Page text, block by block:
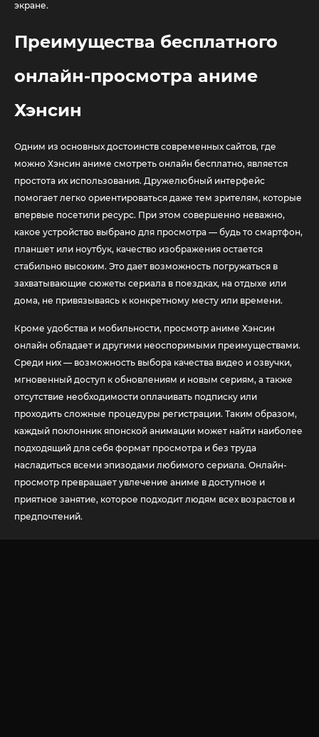
экране.
Преимущества бесплатного
онлайн-просмотра аниме
Хэнсин
Одним из основных достоинств современных сайтов, где
можно Хэнсин аниме смотреть онлайн бесплатно, является
простота их использования. Дружелюбный интерфейс
помогает легко ориентироваться даже тем зрителям, которые
впервые посетили ресурс. При этом совершенно неважно,
какое устройство выбрано для просмотра — будь то смартфон,
планшет или ноутбук, качество изображения остается
стабильно высоким. Это дает возможность погружаться в
захватывающие сюжеты сериала в поездках, на отдыхе или
дома, не привязываясь к конкретному месту или времени.
Кроме удобства и мобильности, просмотр аниме Хэнсин
онлайн обладает и другими неоспоримыми преимуществами.
Среди них — возможность выбора качества видео и озвучки,
мгновенный доступ к обновлениям и новым сериям, а также
отсутствие необходимости оплачивать подписку или
проходить сложные процедуры регистрации. Таким образом,
каждый поклонник японской анимации может найти наиболее
подходящий для себя формат просмотра и без труда
насладиться всеми эпизодами любимого сериала. Онлайн-
просмотр превращает увлечение аниме в доступное и
приятное занятие, которое подходит людям всех возрастов и
предпочтений.